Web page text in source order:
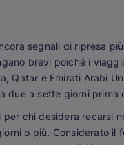
segnali di ripresa
brevi poiché i
Qatar e Emirati Arabi
due a sette giorni prima
chi desidera recarsi
o più. Considerato il